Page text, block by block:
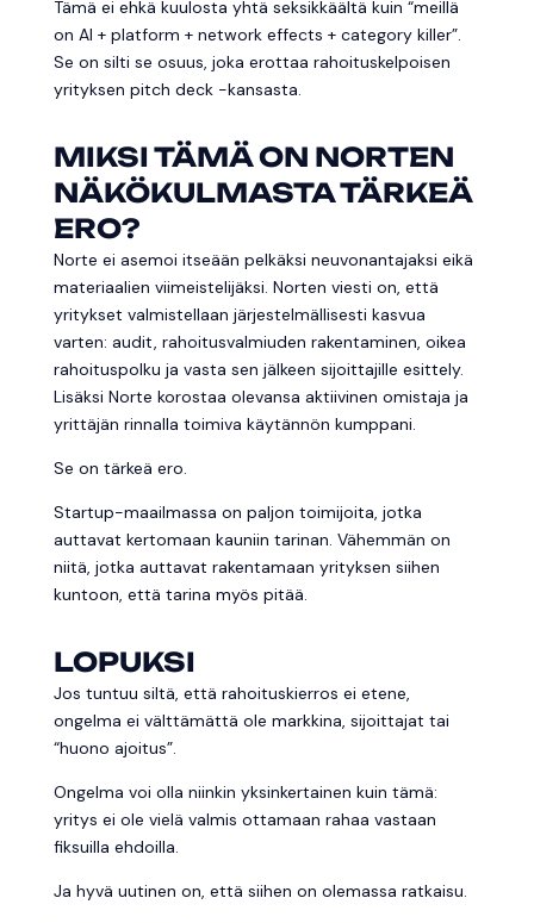
Tämä ei ehkä kuulosta yhtä seksikkäältä kuin “meillä
on AI + platform + network effects + category killer”.
Se on silti se osuus, joka erottaa rahoituskelpoisen
yrityksen pitch deck -kansasta.
MIKSI TÄMÄ ON NORTEN
NÄKÖKULMASTA TÄRKEÄ
ERO?
Norte ei asemoi itseään pelkäksi neuvonantajaksi eikä
materiaalien viimeistelijäksi. Norten viesti on, että
yritykset valmistellaan järjestelmällisesti kasvua
varten: audit, rahoitusvalmiuden rakentaminen, oikea
rahoituspolku ja vasta sen jälkeen sijoittajille esittely.
Lisäksi Norte korostaa olevansa aktiivinen omistaja ja
yrittäjän rinnalla toimiva käytännön kumppani.
Se on tärkeä ero.
Startup-maailmassa on paljon toimijoita, jotka
auttavat kertomaan kauniin tarinan. Vähemmän on
niitä, jotka auttavat rakentamaan yrityksen siihen
kuntoon, että tarina myös pitää.
LOPUKSI
Jos tuntuu siltä, että rahoituskierros ei etene,
ongelma ei välttämättä ole markkina, sijoittajat tai
“huono ajoitus”.
Ongelma voi olla niinkin yksinkertainen kuin tämä:
yritys ei ole vielä valmis ottamaan rahaa vastaan
fiksuilla ehdoilla.
Ja hyvä uutinen on, että siihen on olemassa ratkaisu.